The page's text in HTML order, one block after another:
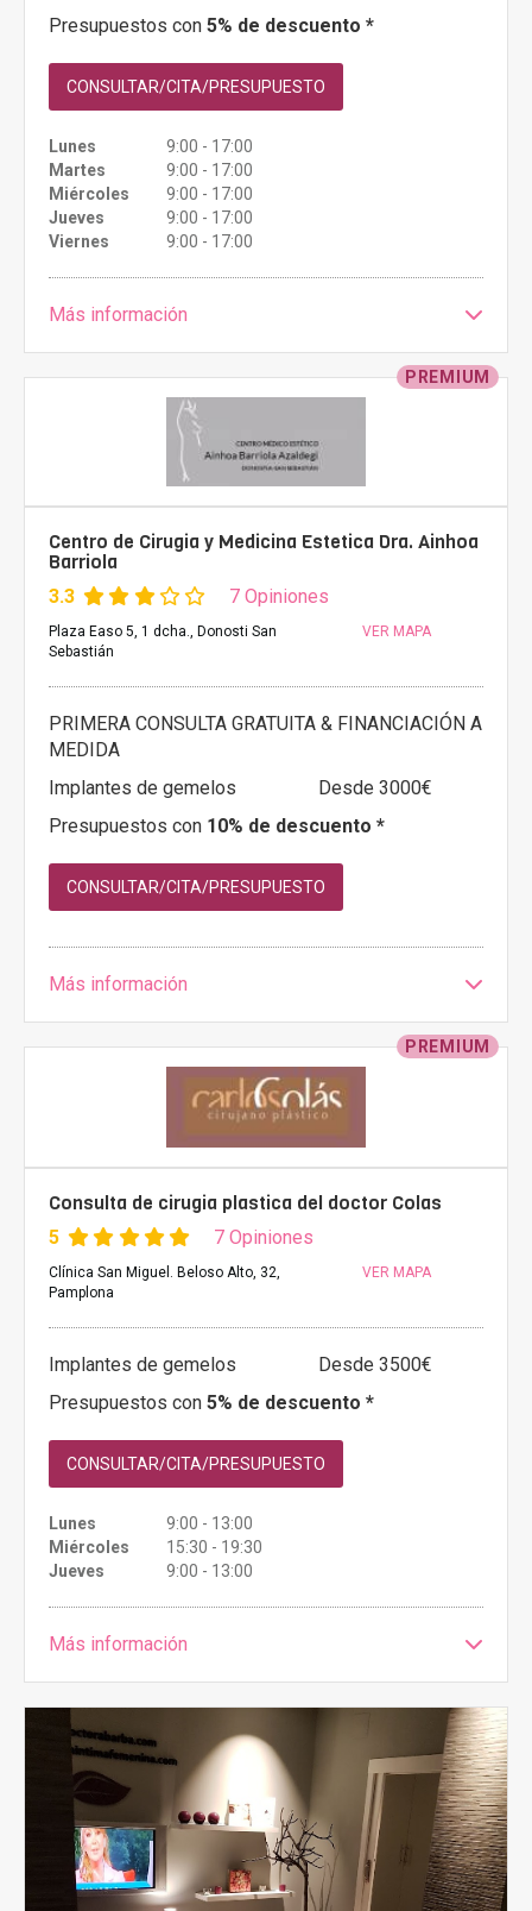
Presupuestos con 5% de descuento *
CONSULTAR/CITA/PRESUPUESTO
Lunes
9:00 - 17:00
Martes
9:00 - 17:00
Miércoles
9:00 - 17:00
Jueves
9:00 - 17:00
Viernes
9:00 - 17:00
Más información
PREMIUM
Centro de Cirugia y Medicina Estetica Dra. Ainhoa
Barriola
3.3 7 Opiniones
Plaza Easo 5, 1 dcha., Donosti San
Sebastián
VER MAPA
PRIMERA CONSULTA GRATUITA & FINANCIACIÓN A
MEDIDA
Implantes de gemelos
Desde 3000€
Presupuestos con 10% de descuento *
CONSULTAR/CITA/PRESUPUESTO
Más información
PREMIUM
Consulta de cirugia plastica del doctor Colas
5 7 Opiniones
Clínica San Miguel. Beloso Alto, 32,
Pamplona
VER MAPA
Implantes de gemelos
Desde 3500€
Presupuestos con 5% de descuento *
CONSULTAR/CITA/PRESUPUESTO
Lunes
9:00 - 13:00
Miércoles
15:30 - 19:30
Jueves
9:00 - 13:00
Más información